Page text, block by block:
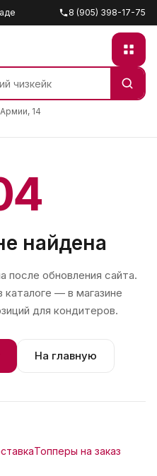
8 (905) 398-17-75
14
найдена
после обновления сайта.
— в магазине
для кондитеров.
На главную
Топперы на заказ